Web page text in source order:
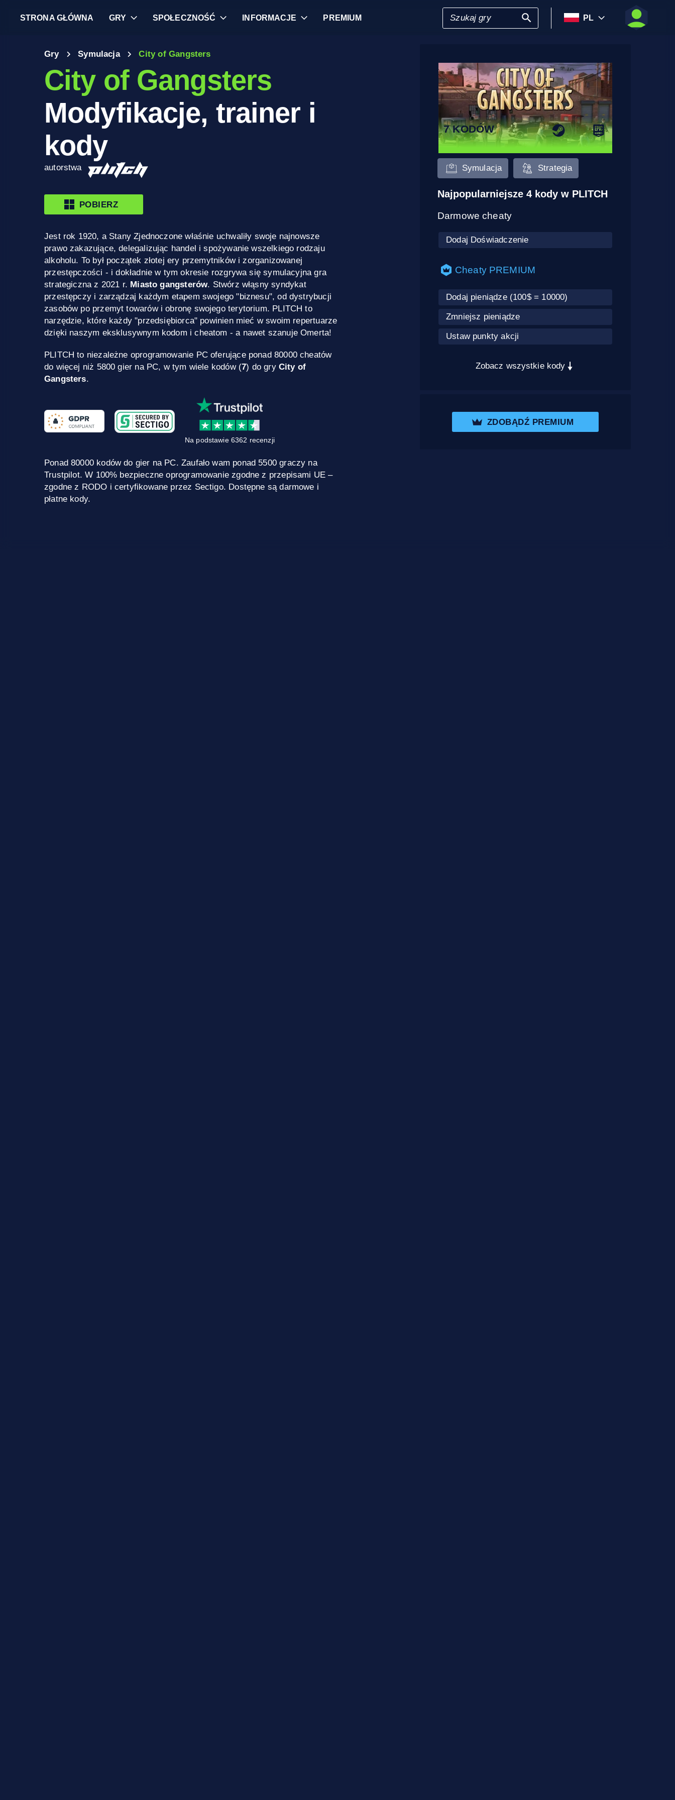
STRONA GŁÓWNA GRY SPOŁECZNOŚĆ INFORMACJE PREMIUM PL
Gry Symulacja City of Gangsters
City of Gangsters
Modyfikacje, trainer i
kody
autorstwa
POBIERZ
Jest rok 1920, a Stany Zjednoczone właśnie uchwaliły swoje najnowsze
prawo zakazujące, delegalizując handel i spożywanie wszelkiego rodzaju
alkoholu. To był początek złotej ery przemytników i zorganizowanej
przestępczości - i dokładnie w tym okresie rozgrywa się symulacyjna gra
strategiczna z 2021 r. Miasto gangsterów. Stwórz włąsny syndykat
przestępczy i zarządzaj każdym etapem swojego "biznesu", od dystrybucji
zasobów po przemyt towarów i obronę swojego terytorium. PLITCH to
narzędzie, które każdy "przedsiębiorca" powinien mieć w swoim repertuarze
dzięki naszym eksklusywnym kodom i cheatom - a nawet szanuje Omerta!
PLITCH to niezależne oprogramowanie PC oferujące ponad 80000 cheatów
do więcej niż 5800 gier na PC, w tym wiele kodów (7) do gry City of
Gangsters.
Na podstawie 6362 recenzji
Ponad 80000 kodów do gier na PC. Zaufało wam ponad 5500 graczy na
Trustpilot. W 100% bezpieczne oprogramowanie zgodne z przepisami UE –
zgodne z RODO i certyfikowane przez Sectigo. Dostępne są darmowe i
płatne kody.
7 KODÓW
Symulacja Strategia
Najpopularniejsze 4 kody w PLITCH
Darmowe cheaty
Dodaj Doświadczenie
Cheaty PREMIUM
Dodaj pieniądze (100$ = 10000)
Zmniejsz pieniądze
Ustaw punkty akcji
Zobacz wszystkie kody
ZDOBĄDŹ PREMIUM